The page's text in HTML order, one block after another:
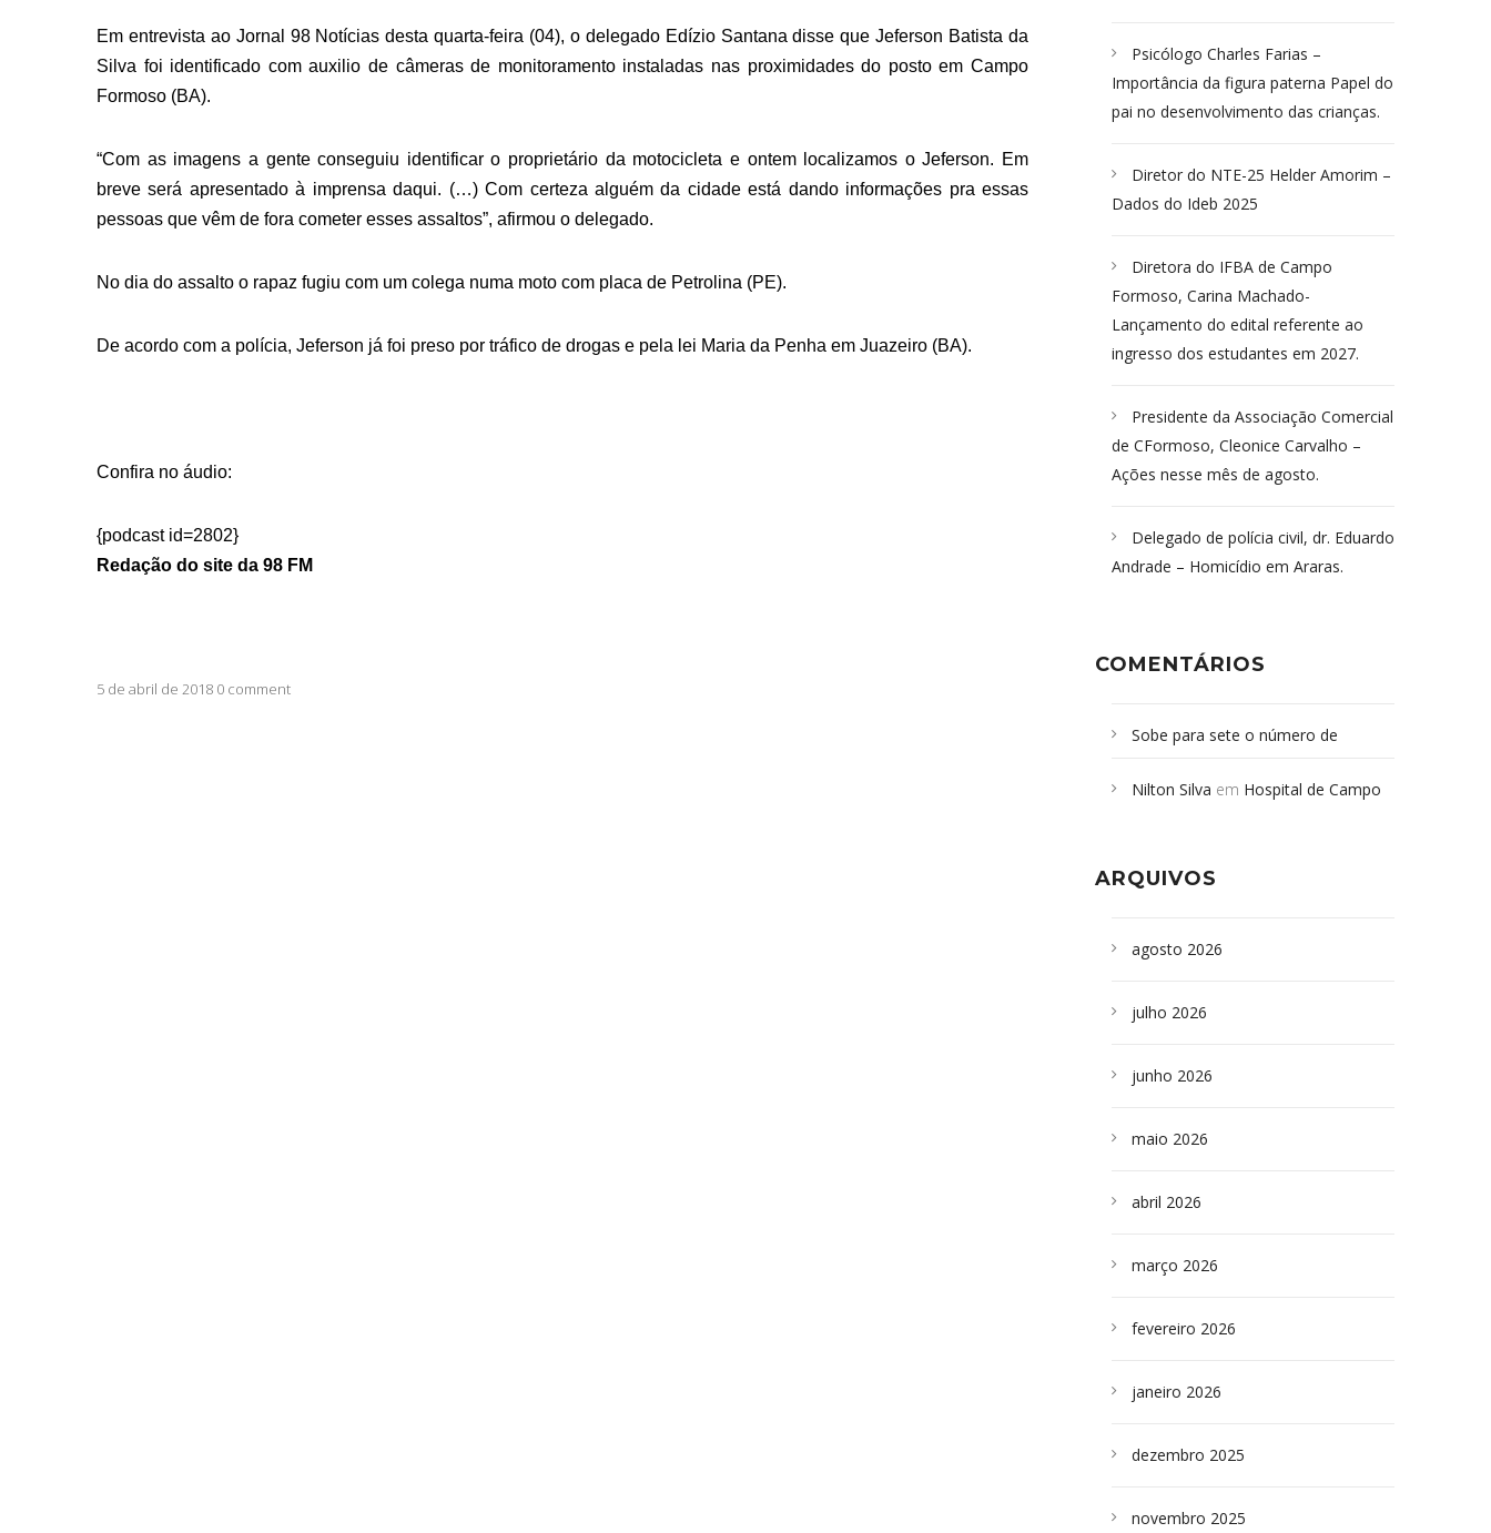
Em entrevista ao Jornal 98 Notícias desta quarta-feira (04), o delegado Edízio Santana disse que Jeferson Batista da
Silva foi identificado com auxilio de câmeras de monitoramento instaladas nas proximidades do posto em Campo
Formoso (BA).
“Com as imagens a gente conseguiu identificar o proprietário da motocicleta e ontem localizamos o Jeferson. Em
breve será apresentado à imprensa daqui. (…) Com certeza alguém da cidade está dando informações pra essas
pessoas que vêm de fora cometer esses assaltos”, afirmou o delegado.
No dia do assalto o rapaz fugiu com um colega numa moto com placa de Petrolina (PE).
De acordo com a polícia, Jeferson já foi preso por tráfico de drogas e pela lei Maria da Penha em Juazeiro (BA).
Confira no áudio:
{podcast id=2802}
Redação do site da 98 FM
5 de abril de 2018 0 comment
Psicólogo Charles Farias –
Importância da figura paterna Papel do
pai no desenvolvimento das crianças.
Diretor do NTE-25 Helder Amorim –
Dados do Ideb 2025
Diretora do IFBA de Campo
Formoso, Carina Machado-
Lançamento do edital referente ao
ingresso dos estudantes em 2027.
Presidente da Associação Comercial
de CFormoso, Cleonice Carvalho –
Ações nesse mês de agosto.
Delegado de polícia civil, dr. Eduardo
Andrade – Homicídio em Araras.
COMENTÁRIOS
Sobe para sete o número de
desabamento em São Paulo - Revista
sepultados em SP
Nilton Silva em Hospital de Campo
ARQUIVOS
agosto 2026
julho 2026
junho 2026
maio 2026
abril 2026
março 2026
fevereiro 2026
janeiro 2026
dezembro 2025
novembro 2025